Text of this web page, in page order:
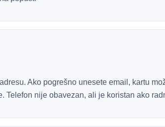
Ako pogrešno unesete email, kartu
Telefon nije obavezan, ali je koristan ako